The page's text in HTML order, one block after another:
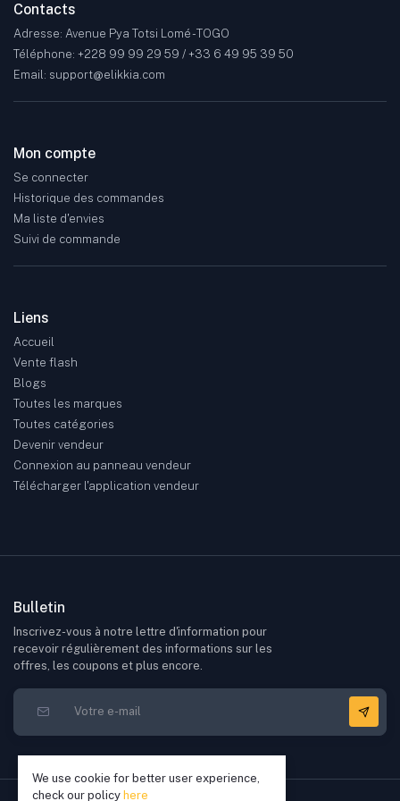
Contacts
Adresse: Avenue Pya Totsi Lomé - TOGO
Téléphone: +228 99 99 29 59 / +33 6 49 95 39 50
Email: support@elikkia.com
Mon compte
Se connecter
Historique des commandes
Ma liste d'envies
Suivi de commande
Liens
Accueil
Vente flash
Blogs
Toutes les marques
Toutes catégories
Devenir vendeur
Connexion au panneau vendeur
Télécharger l'application vendeur
Bulletin
Inscrivez-vous à notre lettre d'information pour
recevoir régulièrement des informations sur les
offres, les coupons et plus encore.
We use cookie for better user experience,
check our policy here